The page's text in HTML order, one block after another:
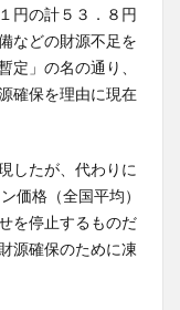
円の計５３．８円
などの財源不足を
定」の名の通り、
確保を理由に現在
したが、代わりに
価格（全国平均）
を停止するものだ
源確保のために凍